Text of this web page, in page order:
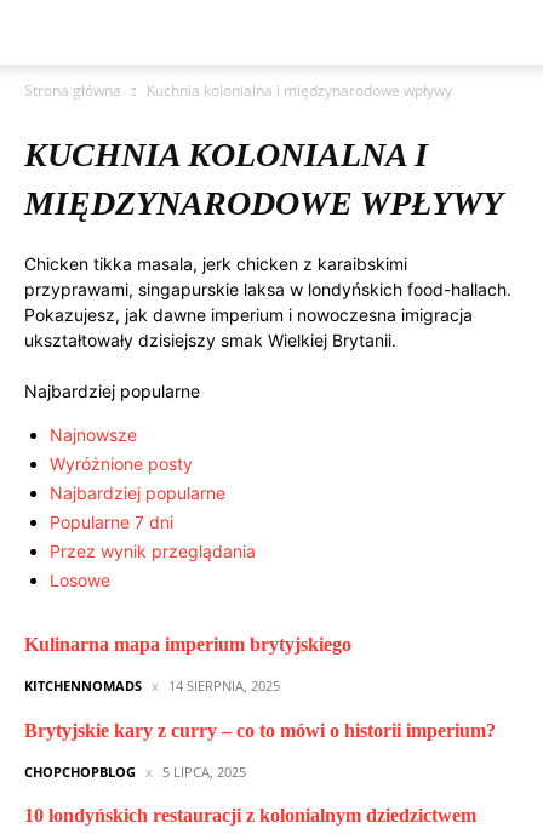
Strona główna Kuchnia kolonialna i międzynarodowe wpływy
KUCHNIA KOLONIALNA I
MIĘDZYNARODOWE WPŁYWY
Chicken tikka masala, jerk chicken z karaibskimi
przyprawami, singapurskie laksa w londyńskich food-hallach.
Pokazujesz, jak dawne imperium i nowoczesna imigracja
ukształtowały dzisiejszy smak Wielkiej Brytanii.
Najbardziej popularne
Najnowsze
Wyróżnione posty
Najbardziej popularne
Popularne 7 dni
Przez wynik przeglądania
Losowe
Kulinarna mapa imperium brytyjskiego
KITCHENNOMADS 14 SIERPNIA, 2025
Brytyjskie kary z curry – co to mówi o historii imperium?
CHOPCHOPBLOG 5 LIPCA, 2025
10 londyńskich restauracji z kolonialnym dziedzictwem